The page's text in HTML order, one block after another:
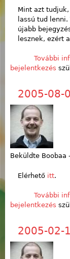
Mint azt
lassú tud
újabb
lesznek, ezért
További
bejelentkezés
2005-08-
Beküldte Boobaa -
Elérhető itt.
További
bejelentkezés
2005-02-